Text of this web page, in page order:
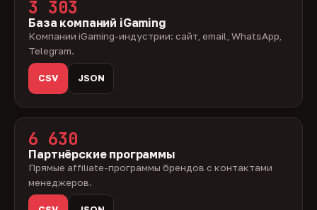
3 303
База компаний iGaming
Компании iGaming-индустрии: сайт, email, WhatsApp,
Telegram.
CSV JSON
6 630
Партнёрские программы
Прямые affiliate-программы брендов с контактами
менеджеров.